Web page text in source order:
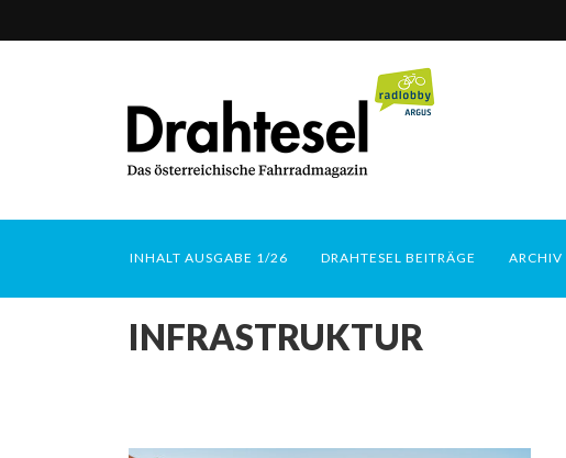
INHALT AUSGABE 1/26 DRAHTESEL BEITRÄGE ARCHIV
INFRASTRUKTUR